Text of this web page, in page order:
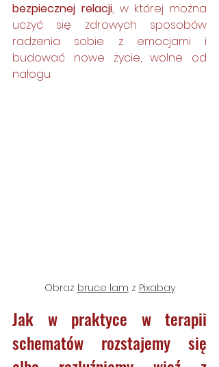
bezpiecznej relacji, w której można
uczyć się zdrowych sposobów
radzenia sobie z emocjami i
budować nowe życie, wolne od
nałogu.
Obraz bruce lam z Pixabay
Jak w praktyce w terapii
schematów rozstajemy się